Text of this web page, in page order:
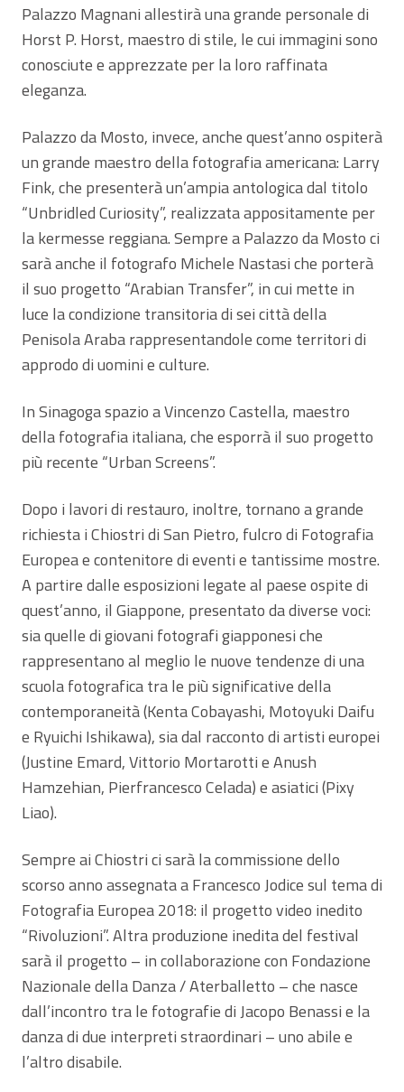
Palazzo Magnani allestirà una grande personale di
Horst P. Horst, maestro di stile, le cui immagini sono
conosciute e apprezzate per la loro raffinata
eleganza.
Palazzo da Mosto, invece, anche quest’anno ospiterà
un grande maestro della fotografia americana: Larry
Fink, che presenterà un’ampia antologica dal titolo
“Unbridled Curiosity”, realizzata appositamente per
la kermesse reggiana. Sempre a Palazzo da Mosto ci
sarà anche il fotografo Michele Nastasi che porterà
il suo progetto “Arabian Transfer”, in cui mette in
luce la condizione transitoria di sei città della
Penisola Araba rappresentandole come territori di
approdo di uomini e culture.
In Sinagoga spazio a Vincenzo Castella, maestro
della fotografia italiana, che esporrà il suo progetto
più recente “Urban Screens”.
Dopo i lavori di restauro, inoltre, tornano a grande
richiesta i Chiostri di San Pietro, fulcro di Fotografia
Europea e contenitore di eventi e tantissime mostre.
A partire dalle esposizioni legate al paese ospite di
quest’anno, il Giappone, presentato da diverse voci:
sia quelle di giovani fotografi giapponesi che
rappresentano al meglio le nuove tendenze di una
scuola fotografica tra le più significative della
contemporaneità (Kenta Cobayashi, Motoyuki Daifu
e Ryuichi Ishikawa), sia dal racconto di artisti europei
(Justine Emard, Vittorio Mortarotti e Anush
Hamzehian, Pierfrancesco Celada) e asiatici (Pixy
Liao).
Sempre ai Chiostri ci sarà la commissione dello
scorso anno assegnata a Francesco Jodice sul tema di
Fotografia Europea 2018: il progetto video inedito
“Rivoluzioni”. Altra produzione inedita del festival
sarà il progetto – in collaborazione con Fondazione
Nazionale della Danza / Aterballetto – che nasce
dall’incontro tra le fotografie di Jacopo Benassi e la
danza di due interpreti straordinari – uno abile e
l’altro disabile.